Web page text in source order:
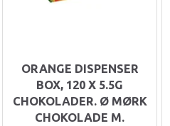
ORANGE DISPENSER
BOX, 120 X 5.5G
CHOKOLADER. Ø MØRK
CHOKOLADE M.